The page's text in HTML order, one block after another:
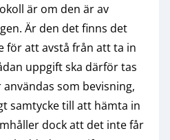
är om den är av
Är den det finns det
för att avstå från att ta in
uppgift ska därför tas
som bevisning,
samtycke till att hämta in
dock att det inte får